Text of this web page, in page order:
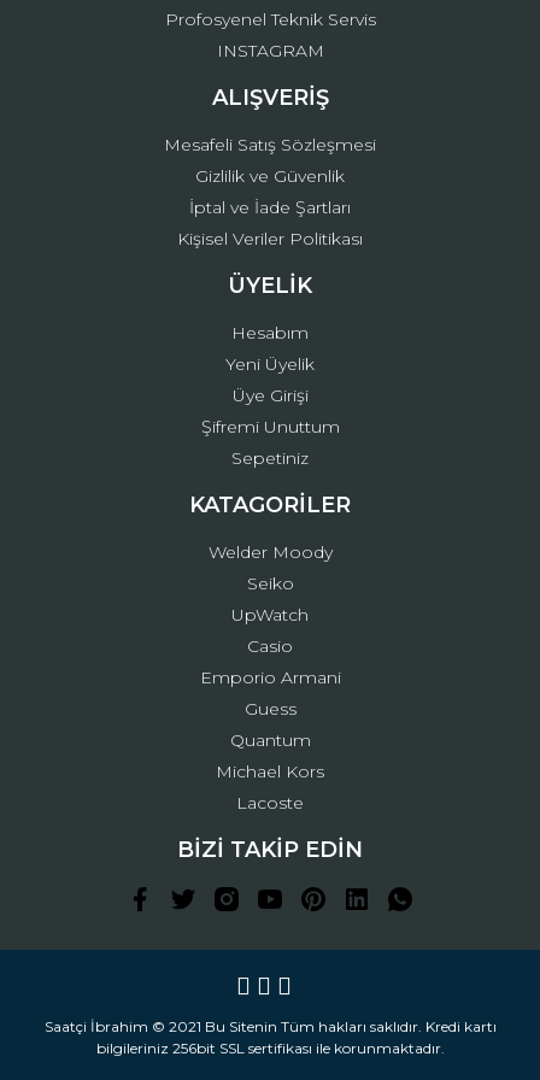
Profosyenel Teknik Servis
INSTAGRAM
ALIŞVERİŞ
Mesafeli Satış Sözleşmesi
Gizlilik ve Güvenlik
İptal ve İade Şartları
Kişisel Veriler Politikası
ÜYELİK
Hesabım
Yeni Üyelik
Üye Girişi
Şifremi Unuttum
Sepetiniz
KATAGORİLER
Welder Moody
Seiko
UpWatch
Casio
Emporio Armani
Guess
Quantum
Michael Kors
Lacoste
BİZİ TAKİP EDİN
Saatçi İbrahim © 2021 Bu Sitenin Tüm hakları saklıdır. Kredi kartı
bilgileriniz 256bit SSL sertifikası ile korunmaktadır.